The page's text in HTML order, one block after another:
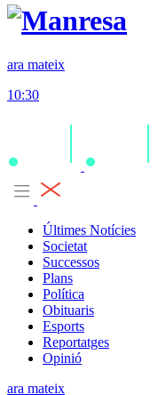
ara mateix
10:30
Últimes Notícies
Societat
Successos
Plans
Política
Obituaris
Esports
Reportatges
Opinió
ara mateix